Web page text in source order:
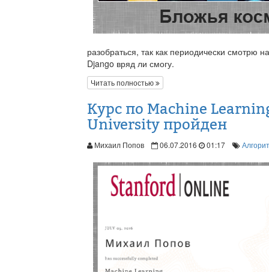
разобраться, так как периодически смотрю
Django вряд ли смогу.
Читать полностью
Курс по Machine
University пройден
Михаил Попов 06.07.2016 01:17